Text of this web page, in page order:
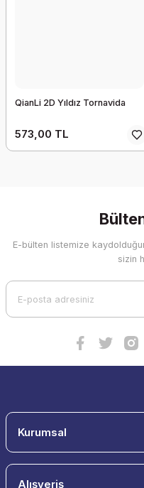
QianLi 2D Yıldız Tornavida
573,00 TL
E-bülten listemize
sizin
Kurumsal
Alışveriş